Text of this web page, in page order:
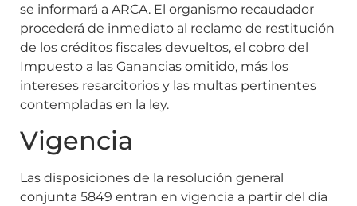
se informará a ARCA. El organismo recaudador
procederá de inmediato al reclamo de restitución
de los créditos fiscales devueltos, el cobro del
Impuesto a las Ganancias omitido, más los
intereses resarcitorios y las multas pertinentes
contempladas en la ley.
Vigencia
Las disposiciones de la resolución general
conjunta 5849 entran en vigencia a partir del día